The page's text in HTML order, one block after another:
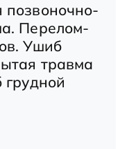
позвоночно-
Перелом-
Ушиб
травма
грудной